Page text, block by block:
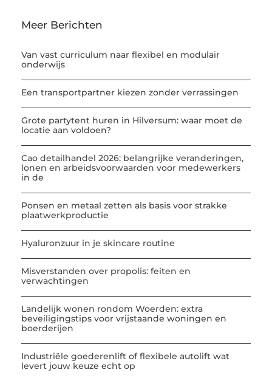
Meer Berichten
Van vast curriculum naar flexibel en modulair
onderwijs
Een transportpartner kiezen zonder verrassingen
Grote partytent huren in Hilversum: waar moet de
locatie aan voldoen?
Cao detailhandel 2026: belangrijke veranderingen,
lonen en arbeidsvoorwaarden voor medewerkers
in de
Ponsen en metaal zetten als basis voor strakke
plaatwerkproductie
Hyaluronzuur in je skincare routine
Misverstanden over propolis: feiten en
verwachtingen
Landelijk wonen rondom Woerden: extra
beveiligingstips voor vrijstaande woningen en
boerderijen
Industriële goederenlift of flexibele autolift wat
levert jouw keuze echt op